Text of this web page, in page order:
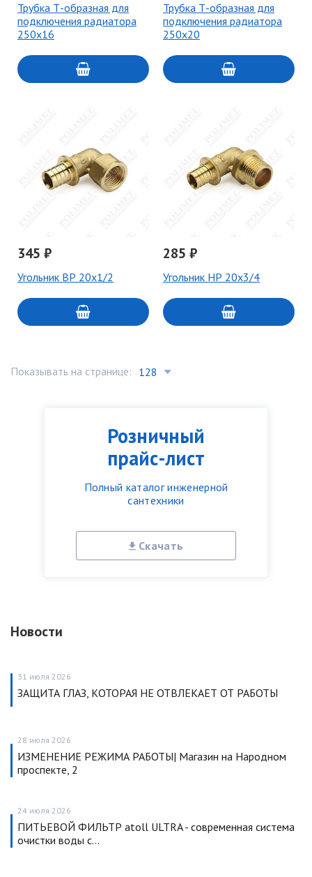
Розничный
прайс-лист
Полный каталог инженерной
сантехники
Скачать
Новости
31 июля 2026
ЗАЩИТА ГЛАЗ, КОТОРАЯ НЕ ОТВЛЕКАЕТ ОТ РАБОТЫ
28 июля 2026
ИЗМЕНЕНИЕ РЕЖИМА РАБОТЫ| Магазин на Народном
проспекте, 2
24 июля 2026
ПИТЬЕВОЙ ФИЛЬТР atoll ULTRA - современная система
очистки воды с…
Трубка Т-образная для
подключения радиатора
250x16
Трубка Т-образная для
подключения радиатора
250x20
345 ₽
Угольник ВР 20x1/2
285 ₽
Угольник НР 20x3/4
Показывать на странице: